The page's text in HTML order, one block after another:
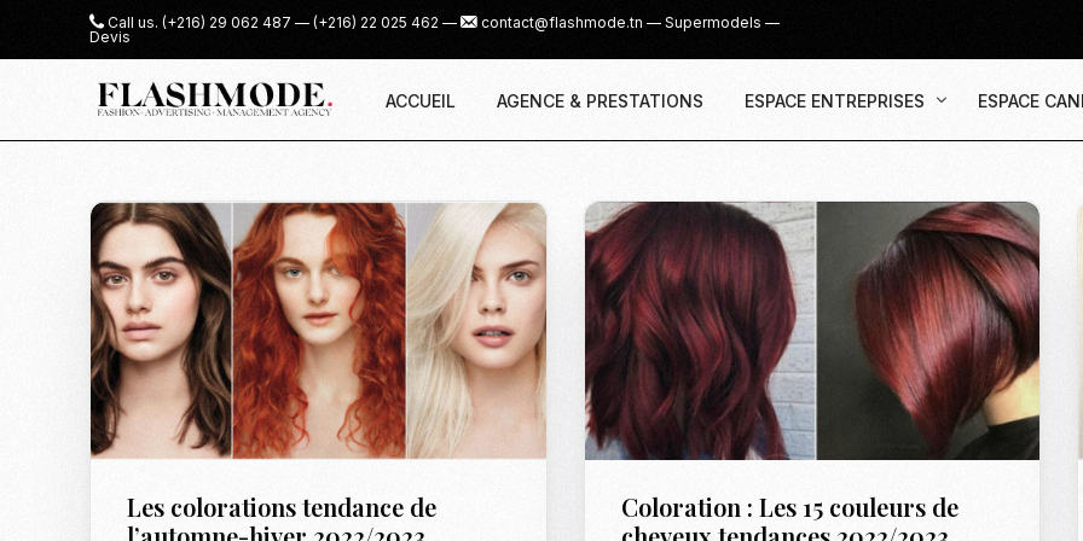
Call us. (+216) 29 062 487 — (+216) 22 025 462 — contact@flashmode.tn — Supermodels —
Devis
ACCUEIL AGENCE & PRESTATIONS ESPACE ENTREPRISES
Demande Devis
Agence & Prestations
Recruter des Créateurs UGC
ESPACE
Inscription
UGC
Casting
Cover Girl
Casting IG
Casting
Les colorations tendance de
Coloration : Les 15 couleurs de